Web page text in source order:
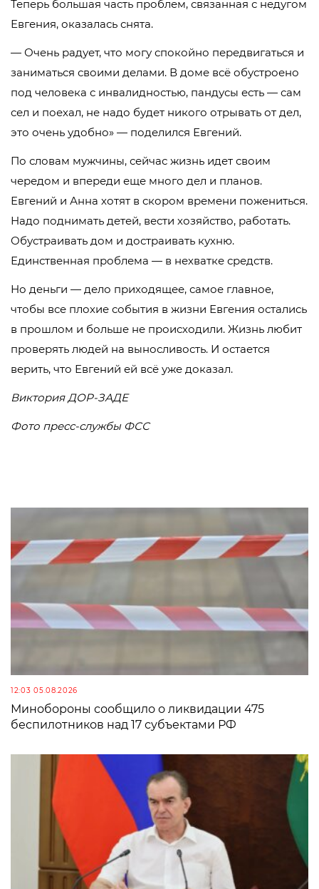
Теперь большая часть проблем, связанная с недугом
Евгения, оказалась снята.
— Очень радует, что могу спокойно передвигаться и
заниматься своими делами. В доме всё обустроено
под человека с инвалидностью, пандусы есть — сам
сел и поехал, не надо будет никого отрывать от дел,
это очень удобно» — поделился Евгений.
По словам мужчины, сейчас жизнь идет своим
чередом и впереди еще много дел и планов.
Евгений и Анна хотят в скором времени пожениться.
Надо поднимать детей, вести хозяйство, работать.
Обустраивать дом и достраивать кухню.
Единственная проблема — в нехватке средств.
Но деньги — дело приходящее, самое главное,
чтобы все плохие события в жизни Евгения остались
в прошлом и больше не происходили. Жизнь любит
проверять людей на выносливость. И остается
верить, что Евгений ей всё уже доказал.
Виктория ДОР-ЗАДЕ
Фото пресс-службы ФСС
12:03 05.08.2026
Минобороны сообщило о ликвидации 475
беспилотников над 17 субъектами РФ